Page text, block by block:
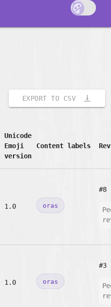
EXPORT TO CSV vertical_align_bottom
Unicode
Emoji
version
Content labels
1.0 oras
#8
1.0 oras
#3